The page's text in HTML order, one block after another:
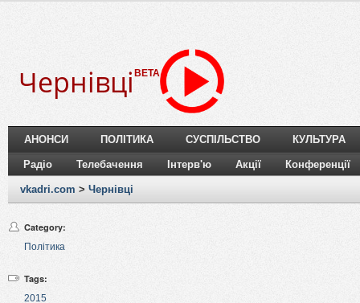
Чернівці BETA
АНОНСИ ПОЛІТИКА СУСПІЛЬСТВО КУЛЬТУРА
Радіо Телебачення Інтерв'ю Акції Конференції
vkadri.com > Чернівці
Category:
Політика
Tags:
2015